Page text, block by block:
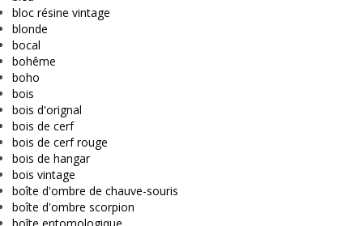
bloc résine vintage
blonde
bocal
bohême
boho
bois
bois d'orignal
bois de cerf
bois de cerf rouge
bois de hangar
bois vintage
boîte d'ombre de chauve-souris
boîte d'ombre scorpion